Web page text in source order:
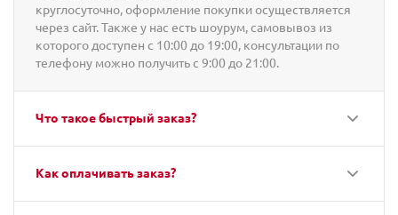
круглосуточно, оформление покупки осуществляется
через сайт. Также у нас есть шоурум, самовывоз из
которого доступен с 10:00 до 19:00, консультации по
телефону можно получить с 9:00 до 21:00.
Что такое быстрый заказ?
Как оплачивать заказ?